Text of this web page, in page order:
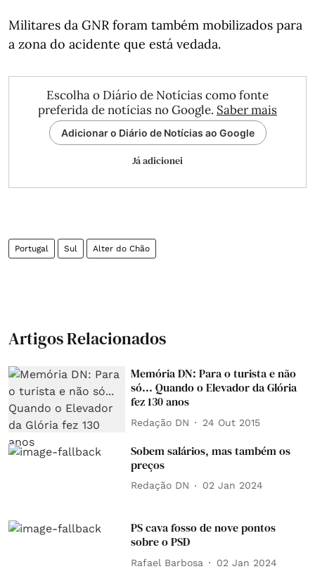
Militares da GNR foram também mobilizados para
a zona do acidente que está vedada.
Escolha o Diário de Notícias como fonte
preferida de notícias no Google. Saber mais
Adicionar o Diário de Notícias ao Google
Já adicionei
Portugal Sul Alter do Chão
Artigos Relacionados
Memória DN: Para o turista e não
só... Quando o Elevador da Glória
fez 130 anos
Redação DN 24 Out 2015
Sobem salários, mas também os
preços
Redação DN 02 Jan 2024
PS cava fosso de nove pontos
sobre o PSD
Rafael Barbosa 02 Jan 2024